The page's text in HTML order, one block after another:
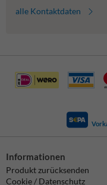
alle Kontaktdaten
Informationen
Produkt zurücksenden
Cookie / Datenschutz